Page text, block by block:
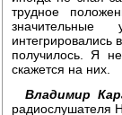
трудное
интегрировались
получилось. Я
скажется на них.
Владимир
радиослушателя